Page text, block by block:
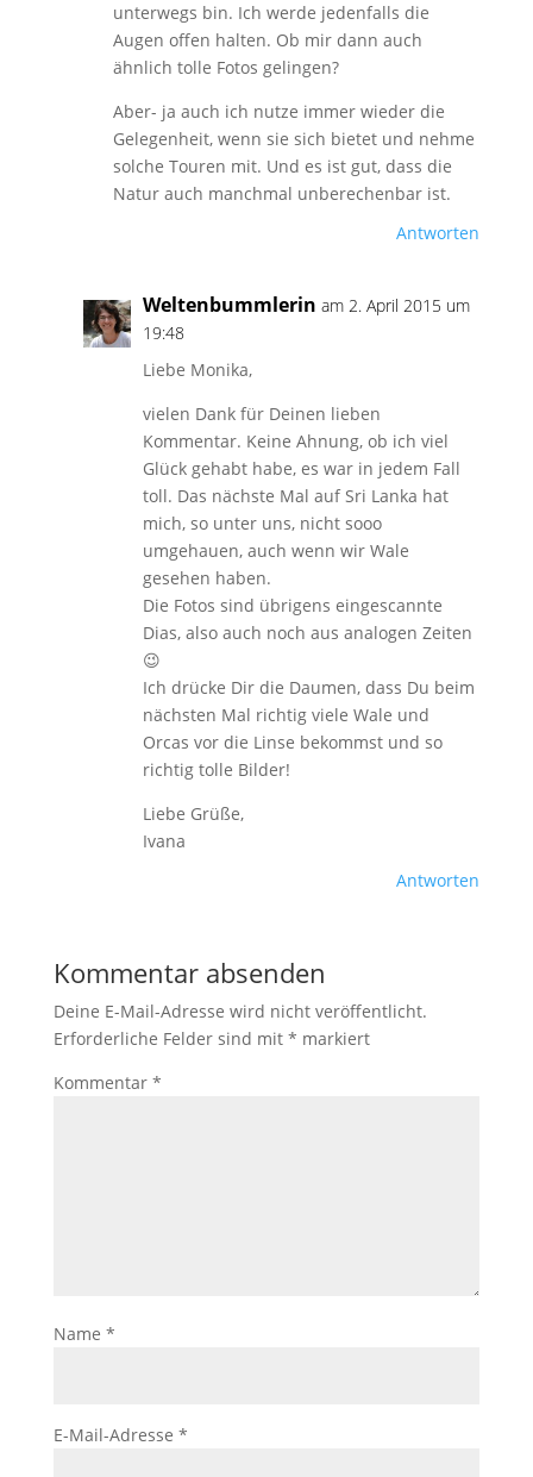
unterwegs bin. Ich werde jedenfalls die
Augen offen halten. Ob mir dann auch
ähnlich tolle Fotos gelingen?
Aber- ja auch ich nutze immer wieder die
Gelegenheit, wenn sie sich bietet und nehme
solche Touren mit. Und es ist gut, dass die
Natur auch manchmal unberechenbar ist.
Antworten
Weltenbummlerin am 2. April 2015 um
19:48
Liebe Monika,
vielen Dank für Deinen lieben
Kommentar. Keine Ahnung, ob ich viel
Glück gehabt habe, es war in jedem Fall
toll. Das nächste Mal auf Sri Lanka hat
mich, so unter uns, nicht sooo
umgehauen, auch wenn wir Wale
gesehen haben.
Die Fotos sind übrigens eingescannte
Dias, also auch noch aus analogen Zeiten
😉
Ich drücke Dir die Daumen, dass Du beim
nächsten Mal richtig viele Wale und
Orcas vor die Linse bekommst und so
richtig tolle Bilder!
Liebe Grüße,
Ivana
Antworten
Kommentar absenden
Deine E-Mail-Adresse wird nicht veröffentlicht.
Erforderliche Felder sind mit * markiert
Kommentar *
Name *
E-Mail-Adresse *